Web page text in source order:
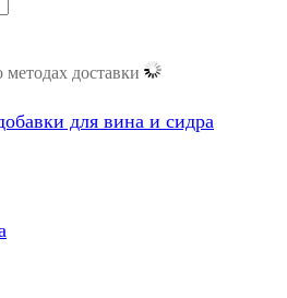
доставки
для вина и сидра